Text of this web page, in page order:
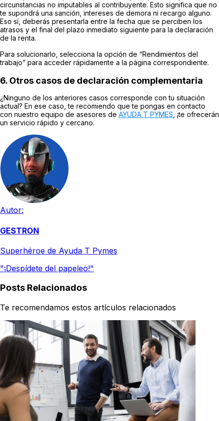
circunstancias no imputables al contribuyente. Esto significa que no
te supondrá una sanción, intereses de demora ni recargo alguno.
Eso sí, deberás presentarla entre la fecha que se perciben los
atrasos y el final del plazo inmediato siguiente para la declaración
de la renta.
Para solucionarlo, selecciona la opción de “Rendimientos del
trabajo” para acceder rápidamente a la página correspondiente.
6. Otros casos de declaración complementaria
¿Ninguno de los anteriores casos corresponde con tu situación
actual? En ese caso, te recomiendo que te pongas en contacto
con nuestro equipo de asesores de AYUDA T PYMES , ¡te ofrecerán
un servicio rápido y cercano.
Autor:
GESTRON
Superhéroe de Ayuda T Pymes
"¡Despídete del papeleo!"
Posts Relacionados
Te recomendamos estos artículos relacionados